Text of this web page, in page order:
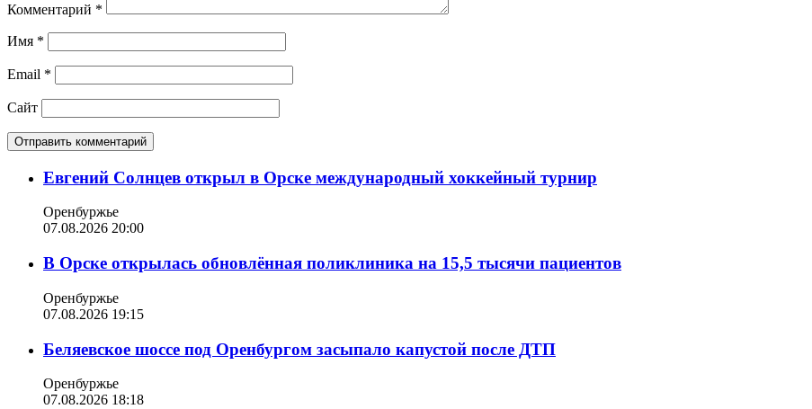
Комментарий *
Имя *
Email *
Сайт
Евгений Солнцев открыл в Орске международный хоккейный турнир
Оренбуржье
07.08.2026 20:00
В Орске открылась обновлённая поликлиника на 15,5 тысячи пациентов
Оренбуржье
07.08.2026 19:15
Беляевское шоссе под Оренбургом засыпало капустой после ДТП
Оренбуржье
07.08.2026 18:18